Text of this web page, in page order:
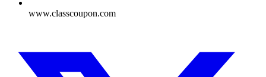
www.classcoupon.com